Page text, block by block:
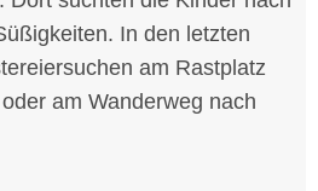
In den letzten
am Rastplatz
am Wanderweg nach